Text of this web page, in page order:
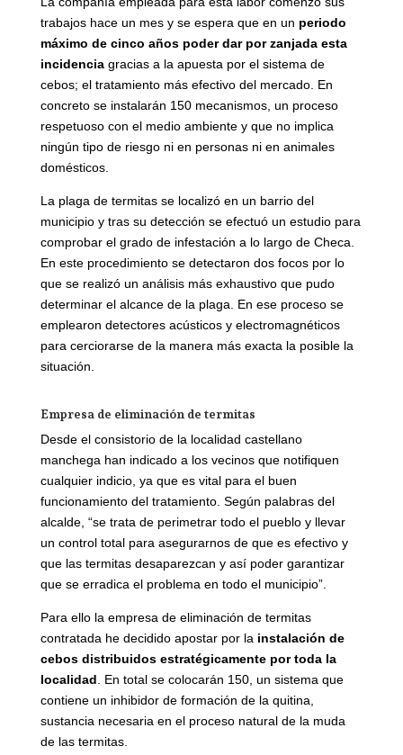
trabajos hace un mes y se espera que en un periodo
máximo de cinco años poder dar por zanjada esta
incidencia gracias a la apuesta por el sistema de
cebos; el tratamiento más efectivo del mercado. En
concreto se instalarán 150 mecanismos, un proceso
respetuoso con el medio ambiente y que no implica
ningún tipo de riesgo ni en personas ni en animales
domésticos.
La plaga de termitas se localizó en un barrio del
municipio y tras su detección se efectuó un estudio para
comprobar el grado de infestación a lo largo de Checa.
En este procedimiento se detectaron dos focos por lo
que se realizó un análisis más exhaustivo que pudo
determinar el alcance de la plaga. En ese proceso se
emplearon detectores acústicos y electromagnéticos
para cerciorarse de la manera más exacta la posible la
situación.
Empresa de eliminación de termitas
Desde el consistorio de la localidad castellano
manchega han indicado a los vecinos que notifiquen
cualquier indicio, ya que es vital para el buen
funcionamiento del tratamiento. Según palabras del
alcalde, “se trata de perimetrar todo el pueblo y llevar
un control total para asegurarnos de que es efectivo y
que las termitas desaparezcan y así poder garantizar
que se erradica el problema en todo el municipio”.
Para ello la empresa de eliminación de termitas
contratada he decidido apostar por la instalación de
cebos distribuidos estratégicamente por toda la
localidad. En total se colocarán 150, un sistema que
contiene un inhibidor de formación de la quitina,
sustancia necesaria en el proceso natural de la muda
de las termitas.